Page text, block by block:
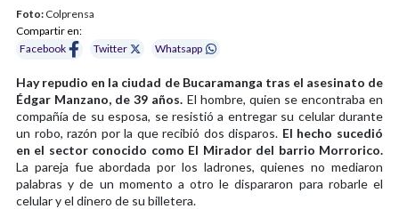
Foto: Colprensa
Compartir en:
Facebook
Twitter Whatsapp
Hay repudio en la ciudad de Bucaramanga tras el asesinato de
Édgar Manzano, de 39 años. El hombre, quien se encontraba en
compañía de su esposa, se resistió a entregar su celular durante
un robo, razón por la que recibió dos disparos. El hecho sucedió
en el sector conocido como El Mirador del barrio Morrorico.
La pareja fue abordada por los ladrones, quienes no mediaron
palabras y de un momento a otro le dispararon para robarle el
celular y el dinero de su billetera.